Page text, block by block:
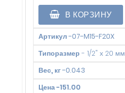
В КОРЗИНУ
Артикул -07-M15-F20X
Типоразмер - 1/2" х 20 мм
Вес, кг-0.043
Цена-151.00